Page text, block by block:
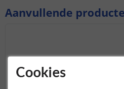
Aanvullende
Cookies